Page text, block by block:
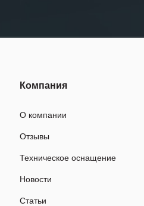
Компания
О компании
Отзывы
Техническое оснащение
Новости
Статьи